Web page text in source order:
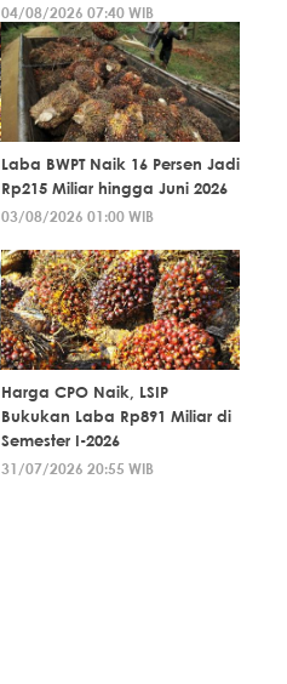
04/08/2026 07:40 WIB
Laba BWPT Naik 16 Persen Jadi
Rp215 Miliar hingga Juni 2026
03/08/2026 01:00 WIB
Harga CPO Naik, LSIP
Bukukan Laba Rp891 Miliar di
Semester I-2026
31/07/2026 20:55 WIB